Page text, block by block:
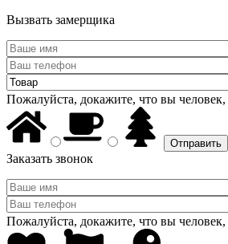
Вызвать замерщика
Пожалуйста, докажите, что вы
Заказать звонок
Пожалуйста, докажите, что вы